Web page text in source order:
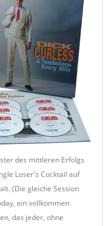
des mittleren Erfolgs
Loser's Cocktail auf
(Die gleiche Session
ein vollkommen
das jeder, ohne